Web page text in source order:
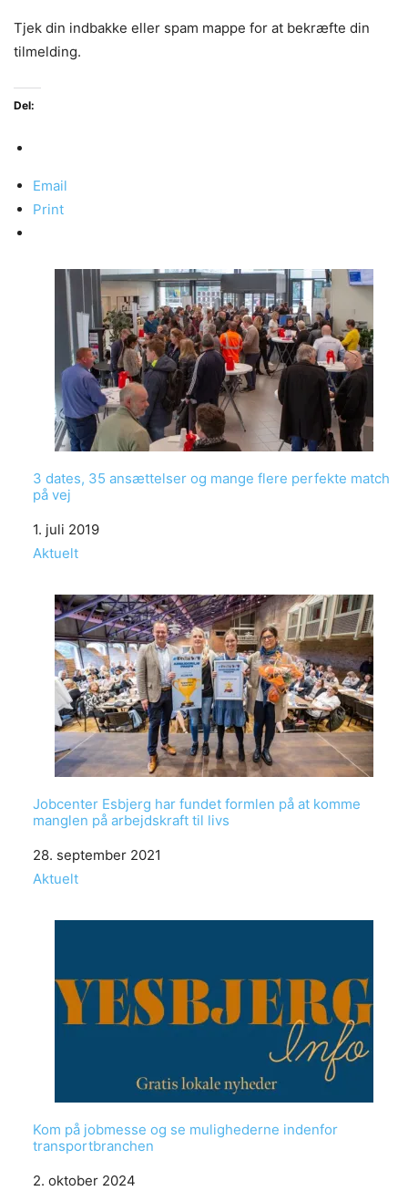
Tjek din indbakke eller spam mappe for at bekræfte din
tilmelding.
Del:
Email
Print
3 dates, 35 ansættelser og mange flere perfekte match
på vej
Date
1. juli 2019
In relation to
Aktuelt
Jobcenter Esbjerg har fundet formlen på at komme
manglen på arbejdskraft til livs
Date
28. september 2021
In relation to
Aktuelt
Kom på jobmesse og se mulighederne indenfor
transportbranchen
Date
2. oktober 2024